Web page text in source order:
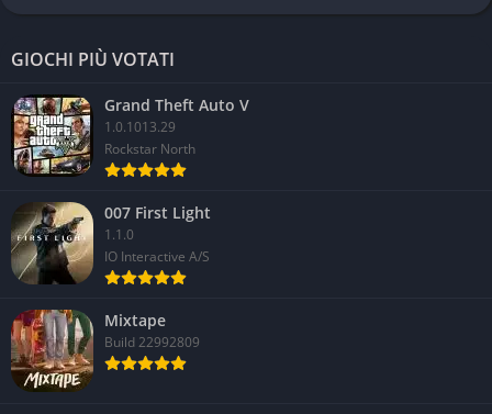
GIOCHI PIÙ VOTATI
Grand Theft Auto V
1.0.1013.29
Rockstar North
007 First Light
1.1.0
IO Interactive A/S
Mixtape
Build 22992809